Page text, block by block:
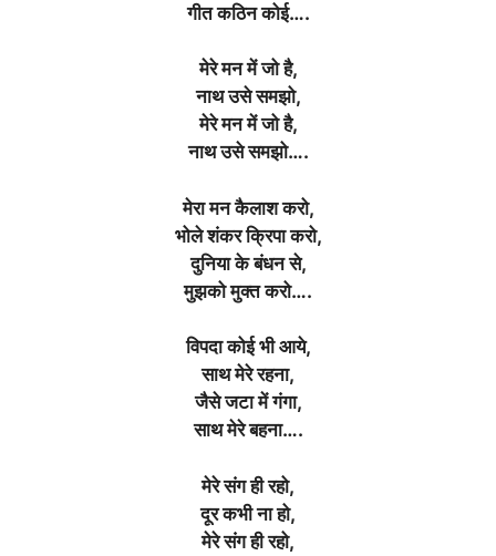
गीत कठिन कोई….
मेरे मन में जो है,
नाथ उसे समझो,
मेरे मन में जो है,
नाथ उसे समझो….
मेरा मन कैलाश करो,
भोले शंकर क्रिपा करो,
दुनिया के बंधन से,
मुझको मुक्त करो….
विपदा कोई भी आये,
साथ मेरे रहना,
जैसे जटा में गंगा,
साथ मेरे बहना….
मेरे संग ही रहो,
दूर कभी ना हो,
मेरे संग ही रहो,